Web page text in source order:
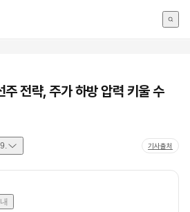
전략, 주가 하방 압력 키울 수
기사출처